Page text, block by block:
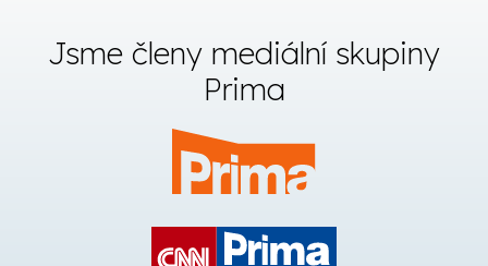
Jsme členy mediální skupiny
Prima